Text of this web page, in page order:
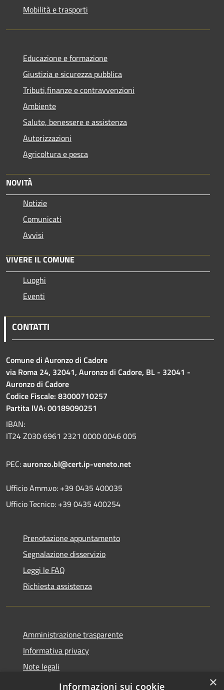
Mobilità e trasporti
Educazione e formazione
Giustizia e sicurezza pubblica
Tributi,finanze e contravvenzioni
Ambiente
Salute, benessere e assistenza
Autorizzazioni
Agricoltura e pesca
NOVITÀ
Notizie
Comunicati
Avvisi
VIVERE IL COMUNE
Luoghi
Eventi
CONTATTI
Comune di Auronzo di Cadore
via Roma 24, 32041, Auronzo di Cadore, BL - 32041 -
Auronzo di Cadore
Codice Fiscale: 83000710257
Partita IVA: 00189090251
IBAN:
IT24 Z030 6961 2321 0000 0046 005
PEC:auronzo.bl@cert.ip-veneto.net
Ufficio Amm.vo: +39 0435 400035
Ufficio Tecnico: +39 0435 400254
Prenotazione appuntamento
Segnalazione disservizio
Leggi le FAQ
Richiesta assistenza
Amministrazione trasparente
Informativa privacy
Note legali
Dichiarazione di accessibilità
×
Informazioni sui cookie